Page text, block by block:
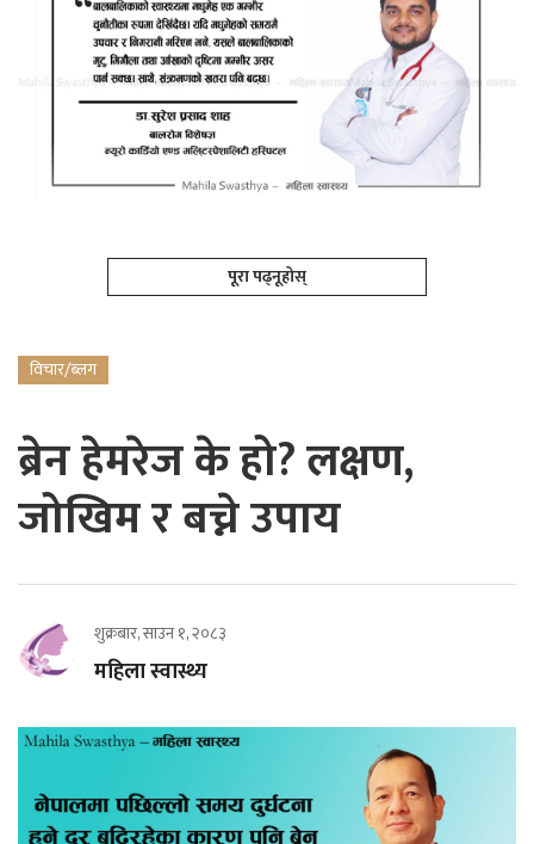
पूरा पढ्नूहोस्
विचार/ब्लग
ब्रेन हेमरेज के हो? लक्षण,
जोखिम र बच्ने उपाय
शुक्रबार, साउन १, २०८३
महिला स्वास्थ्य